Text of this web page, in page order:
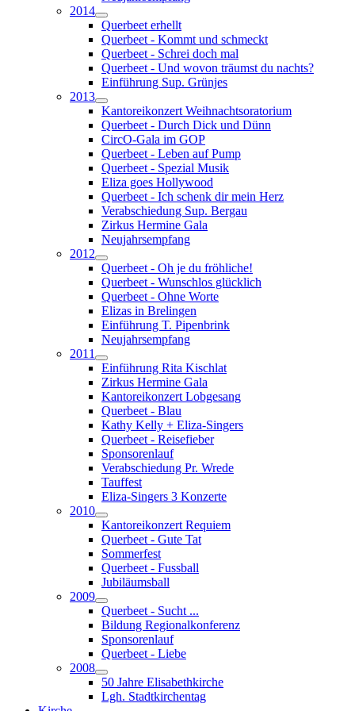
2014
Querbeet erhellt
Querbeet - Kommt und schmeckt
Querbeet - Schrei doch mal
Querbeet - Und wovon träumst du nachts?
Einführung Sup. Grünjes
2013
Kantoreikonzert Weihnachtsoratorium
Querbeet - Durch Dick und Dünn
CircO-Gala im GOP
Querbeet - Leben auf Pump
Querbeet - Spezial Musik
Eliza goes Hollywood
Querbeet - Ich schenk dir mein Herz
Verabschiedung Sup. Bergau
Zirkus Hermine Gala
Neujahrsempfang
2012
Querbeet - Oh je du fröhliche!
Querbeet - Wunschlos glücklich
Querbeet - Ohne Worte
Elizas in Brelingen
Einführung T. Pipenbrink
Neujahrsempfang
2011
Einführung Rita Kischlat
Zirkus Hermine Gala
Kantoreikonzert Lobgesang
Querbeet - Blau
Kathy Kelly + Eliza-Singers
Querbeet - Reisefieber
Sponsorenlauf
Verabschiedung Pr. Wrede
Tauffest
Eliza-Singers 3 Konzerte
2010
Kantoreikonzert Requiem
Querbeet - Gute Tat
Sommerfest
Querbeet - Fussball
Jubiläumsball
2009
Querbeet - Sucht ...
Bildung Regionalkonferenz
Sponsorenlauf
Querbeet - Liebe
2008
50 Jahre Elisabethkirche
Lgh. Stadtkirchentag